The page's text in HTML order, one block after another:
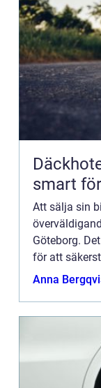
Däckhotell
smart
Att sälja sin
Göteborg.
för att
Anna